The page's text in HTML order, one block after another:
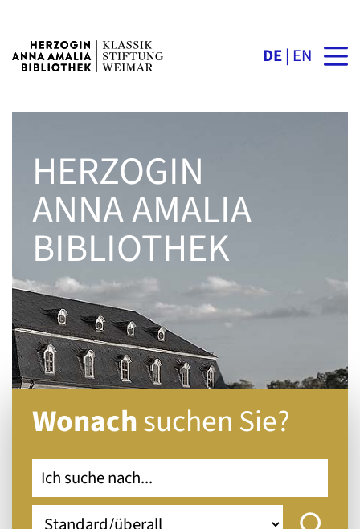
DE EN
HERZOGIN
ANNA AMALIA
BIBLIOTHEK
Wonachsuchen Sie?